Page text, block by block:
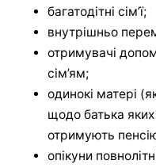
багатодітні сім’ї;
внутрішньо
отримувачі
сім’ям;
одинокі матері
щодо батька яких
отримують
опікуни